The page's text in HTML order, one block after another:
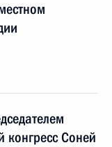
конгресс Соней